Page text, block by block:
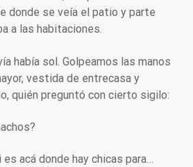
donde se veía el patio y parte
a las habitaciones.
había sol. Golpeamos las manos
vestida de entrecasa y
quién preguntó con cierto sigilo:
acá donde hay chicas para…